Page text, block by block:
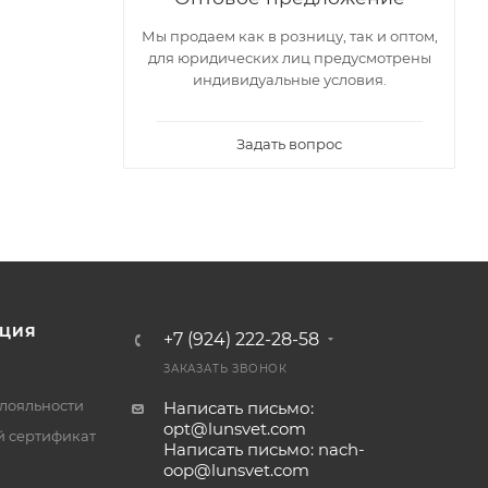
Мы продаем как в розницу, так и оптом,
для юридических лиц предусмотрены
индивидуальные условия.
Задать вопрос
+7 (924) 222-28-58
ЗАКАЗАТЬ ЗВОНОК
Написать письмо:
opt@lunsvet.com
Написать письмо: nach-
oop@lunsvet.com